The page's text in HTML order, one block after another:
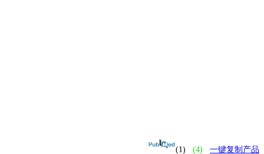
(1) (4) 一键复制产品